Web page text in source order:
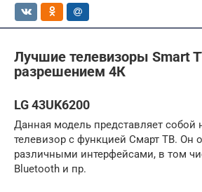
Лучшие телевизоры Smart
разрешением 4К
LG 43UK6200
Данная модель представляет собой
телевизор с функцией Смарт ТВ. Он
различными интерфейсами, в том
Bluetooth и пр.